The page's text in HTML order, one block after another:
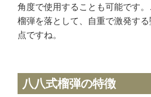
角度で使用することも可能です
榴弾を落として、自重で激発す
点ですね。
八八式榴弾の特徴